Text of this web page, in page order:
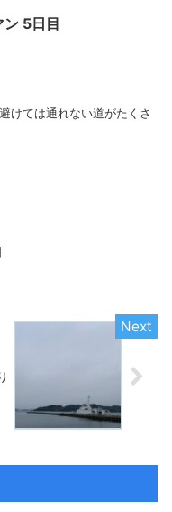
5日目
けては通れない道がたくさ